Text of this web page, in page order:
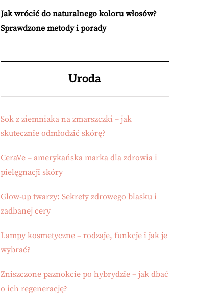
Jak wrócić do naturalnego koloru włosów?
Sprawdzone metody i porady
Uroda
Sok z ziemniaka na zmarszczki – jak
skutecznie odmłodzić skórę?
CeraVe – amerykańska marka dla zdrowia i
pielęgnacji skóry
Glow-up twarzy: Sekrety zdrowego blasku i
zadbanej cery
Lampy kosmetyczne – rodzaje, funkcje i jak je
wybrać?
Zniszczone paznokcie po hybrydzie – jak dbać
o ich regenerację?